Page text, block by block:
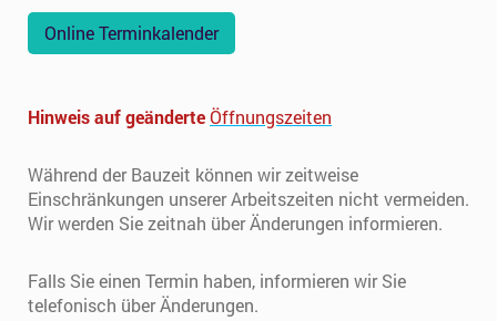
Online Terminkalender
Hinweis auf geänderteÖffnungszeiten
Während der Bauzeit können wir zeitweise
Einschränkungen unserer Arbeitszeiten nicht vermeiden.
Wir werden Sie zeitnah über Änderungen informieren.
Falls Sie einen Termin haben, informieren wir Sie
telefonisch über Änderungen.